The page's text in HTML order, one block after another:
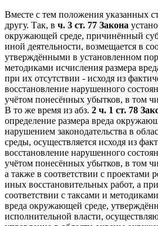
Вместе с тем положения указанных
другу. Так, в ч. 3 ст. 77 Закона
окружающей среде, причинённый
иной деятельности, возмещается в
утверждёнными в установленном
методиками исчисления размера
при их отсутствии - исходя из
восстановление нарушенного
учётом понесённых убытков, в том
В то же время из абз. 2 ч. 1 ст. 78
определение размера вреда
нарушением законодательства в
среды, осуществляется исходя из
восстановление нарушенного
учётом понесённых убытков, в том
а также в соответствии с проектами
иных восстановительных работ, а
соответствии с таксами и
вреда окружающей среде,
исполнительной власти,